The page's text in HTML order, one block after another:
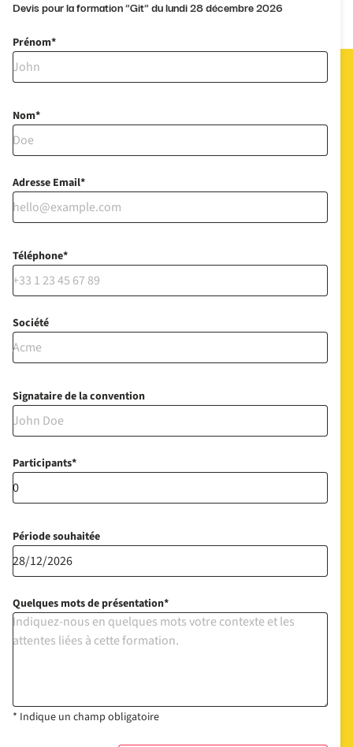
Devis pour la formation "Git" du lundi 28 décembre 2026
Prénom
Nom
Adresse Email
Téléphone
Société
Signataire de la convention
Participants
Période souhaitée
Quelques mots de présentation
* Indique un champ obligatoire